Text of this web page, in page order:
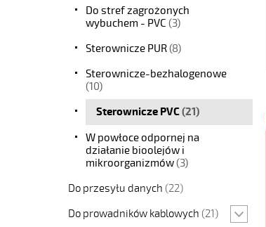
Do stref zagrożonych
wybuchem - PVC (3)
Sterownicze PUR(8)
Sterownicze-bezhalogenowe
(10)
Sterownicze PVC(21)
W powłoce odpornej na
działanie bioolejów i
mikroorganizmów(3)
Do przesyłu danych (22)
Do prowadników kablowych (21)